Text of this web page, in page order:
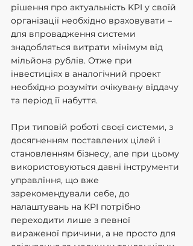
рішення про актуальність KPI у своїй
організації необхідно враховувати –
для впровадження системи
знадобляться витрати мінімум від
мільйона рублів. Отже при
інвестиціях в аналогічний проект
необхідно розуміти очікувану віддачу
та період її набуття.
При типовій роботі своєї системи, з
досягненням поставлених цілей і
становленням бізнесу, але при цьому
використовуються давні інструменти
управління, що вже
зарекомендували себе, до
налаштувань на KPI потрібно
переходити лише з певної
вираженої причини, а не просто для